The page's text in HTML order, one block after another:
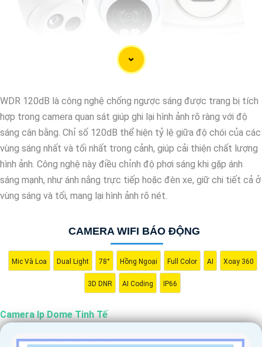
WDR 120dB là công nghệ chống ngược sáng được trang bị tích
hợp trong camera quan sát giúp ghi lại hình ảnh rõ ràng với độ
sáng cân bằng. Chỉ số 120dB thể hiện tỷ lệ giữa độ chói của các
vùng sáng nhất và tối nhất trong cảnh, giúp cải thiện chất lượng
hình ảnh. Công nghệ này điều chỉnh độ phơi sáng khi gặp ánh
sáng mạnh, như ánh nắng trực tiếp hoặc đèn xe, giữ chi tiết cả ở
vùng sáng và tối, mang lại hình ảnh rõ nét.
CAMERA WIFI BÁO ĐỘNG
Mic Và Loa Dual Light 78° Hồng Ngoại Full Color AI Xoay 360
3D DNR AI Coding IP66
Camera Ip Dome Tinh Tế